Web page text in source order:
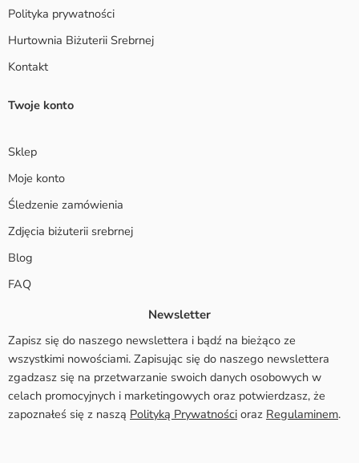
Polityka prywatności
Hurtownia Biżuterii Srebrnej
Kontakt
Twoje konto
Sklep
Moje konto
Śledzenie zamówienia
Zdjęcia biżuterii srebrnej
Blog
FAQ
Newsletter
Zapisz się do naszego newslettera i bądź na bieżąco ze
wszystkimi nowościami. Zapisując się do naszego newslettera
zgadzasz się na przetwarzanie swoich danych osobowych w
celach promocyjnych i marketingowych oraz potwierdzasz, że
zapoznałeś się z naszą Polityką Prywatności oraz Regulaminem.